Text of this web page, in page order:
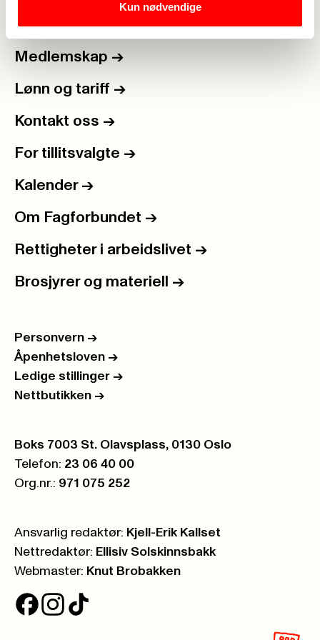
Kun nødvendige
Medlemskap ->
Lønn og tariff ->
Kontakt oss ->
For tillitsvalgte ->
Kalender ->
Om Fagforbundet ->
Rettigheter i arbeidslivet ->
Brosjyrer og materiell ->
Personvern ->
Åpenhetsloven ->
Ledige stillinger ->
Nettbutikken ->
Postboks:
Boks 7003 St. Olavsplass, 0130 Oslo
Telefon: 23 06 40 00
Org.nr.: 971 075 252
Ansvarlig redaktør: Kjell-Erik Kallset
Nettredaktør: Ellisiv Solskinnsbakk
Webmaster: Knut Brobakken